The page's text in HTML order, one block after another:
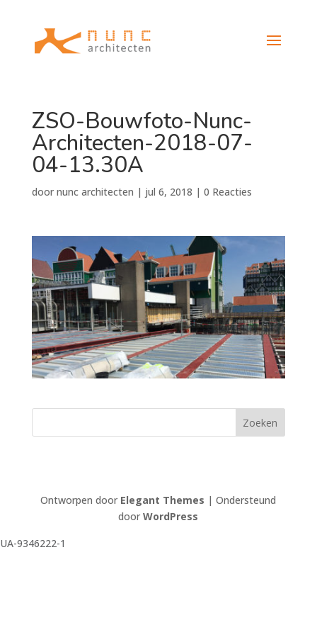
ZSO-Bouwfoto-Nunc-
Architecten-2018-07-
04-13.30A
door nunc architecten | jul 6, 2018 | 0 Reacties
Ontworpen door Elegant Themes | Ondersteund
doorWordPress
UA-9346222-1